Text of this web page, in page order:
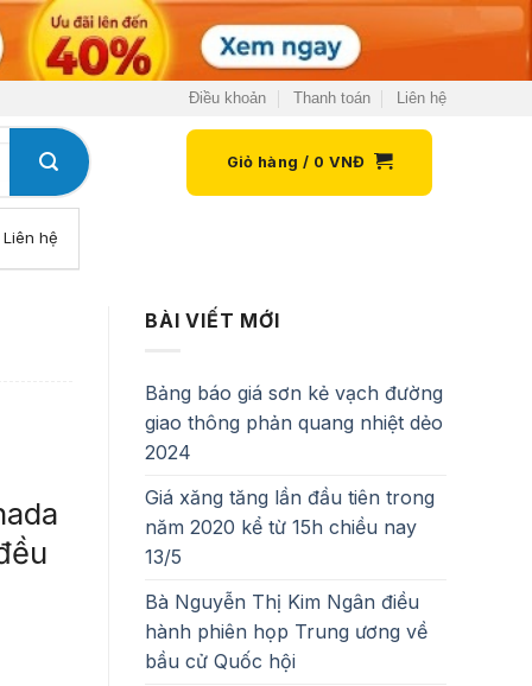
Điều khoản Thanh toán Liên hệ
Giỏ hàng / 0 VNĐ
Liên hệ
BÀI VIẾT MỚI
Bảng báo giá sơn kẻ vạch đường
giao thông phản quang nhiệt dẻo
2024
Giá xăng tăng lần đầu tiên trong
năm 2020 kể từ 15h chiều nay
13/5
Bà Nguyễn Thị Kim Ngân điều
hành phiên họp Trung ương về
bầu cử Quốc hội